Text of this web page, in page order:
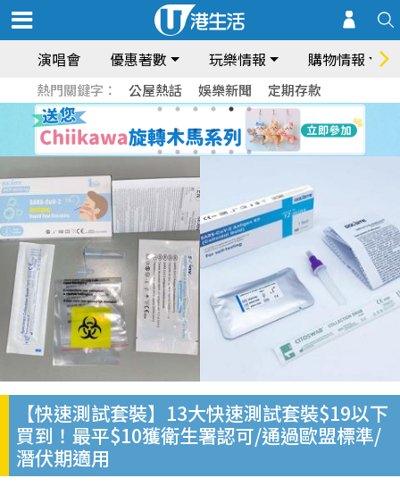
演唱會 優惠著數 玩樂情報 購物情報
熱門關鍵字： 公屋熱話 娛樂新聞 定期存款
【快速測試套裝】13大快速測試套裝$19以下
買到！最平$10獲衛生署認可/通過歐盟標準/
潛伏期適用